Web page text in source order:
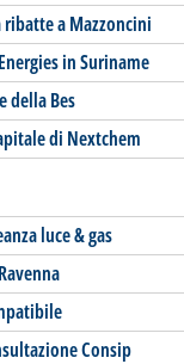
a Mazzoncini
in Suriname
della Bes
di Nextchem
luce & gas
Consip